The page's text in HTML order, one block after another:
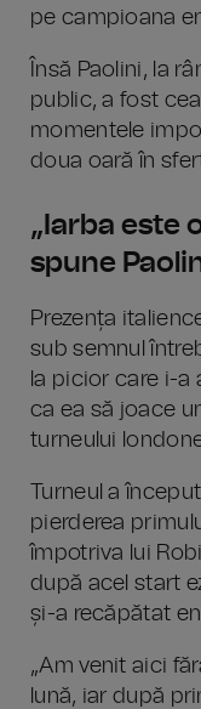
pe campioana
Însă Paolini, la
public, a fost
momentele
doua oară în
„Iarba este
spune
Prezența
sub semnul
la picior care i-a
ca ea să joace
turneului
Turneul a
pierderea
împotriva lui
după acel start
și-a recăpătat
„Am venit aici
lună, iar după